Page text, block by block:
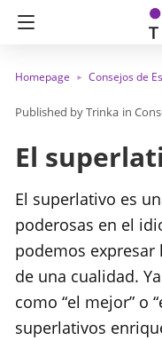
Homepage Consejos de
Trinka in
El
El superlativo es
poderosas en el
podemos
de una cualidad.
como “el mejor” o
superlativos